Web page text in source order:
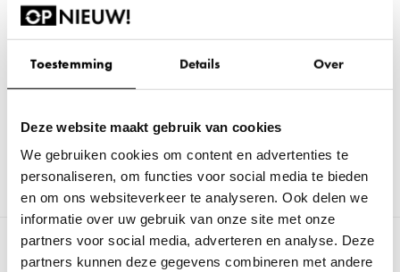
Toestemming Details Over
Deze website maakt gebruik van cookies
We gebruiken cookies om content en advertenties te
personaliseren, om functies voor social media te bieden
en om ons websiteverkeer te analyseren. Ook delen we
informatie over uw gebruik van onze site met onze
partners voor social media, adverteren en analyse. Deze
partners kunnen deze gegevens combineren met andere
materialen worden er toegepast in prachtige nieuwe meubels en
kantoormeubilair wordt er tot 20 jaar verlengd. Kortom, 100%
circulair kantoormeubilair.
tot de arbeidsmarkt hebben. Zo werken wij tegen de
toenemende vervuiling, ontginning van waardevolle gebieden
en helpen we sociale ongelijkheid terug te dringen.
Vorige
Refurbished Vepa Fado-VKS
next
Refurbished HAY AAC12